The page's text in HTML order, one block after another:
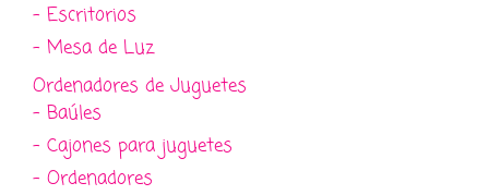
- Escritorios
- Mesa de Luz
Ordenadores de Juguetes
- Baúles
- Cajones para juguetes
- Ordenadores